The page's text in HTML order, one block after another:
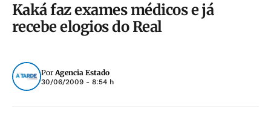
Kaká faz exames médicos e já
recebe elogios do Real
PorAgencia Estado
30/06/2009 - 8:54 h